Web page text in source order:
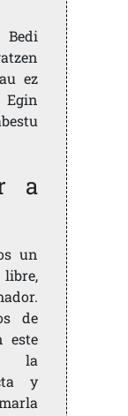
Bedi
ez
a
un
de
este
la
y